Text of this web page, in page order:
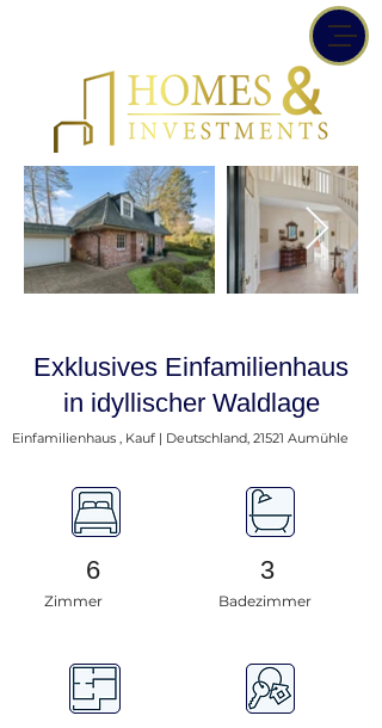
Einfamilienhaus , Kauf | Deutschland, 21521 Aumühle
6
Zimmer
3
Badezimmer
Exklusives Einfamilienhaus
in idyllischer Waldlage